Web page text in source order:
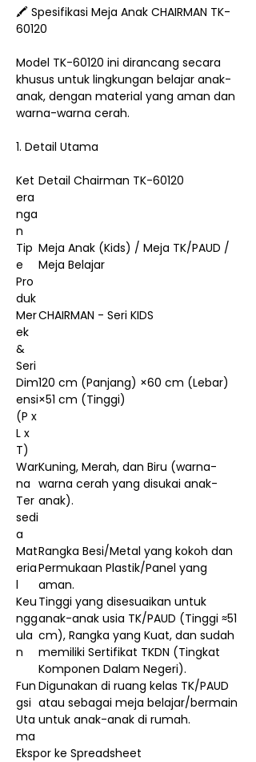
🖍️ Spesifikasi Meja Anak CHAIRMAN TK-
60120
Model TK-60120 ini dirancang secara
khusus untuk lingkungan belajar anak-
anak, dengan material yang aman dan
warna-warna cerah.
1. Detail Utama
Ket
era
nga
n
Detail Chairman TK-60120
Tip
e
Pro
duk
Meja Anak (Kids) / Meja TK/PAUD /
Meja Belajar
Mer
ek
&
Seri
CHAIRMAN - Seri KIDS
Dim
ensi
(P x
L x
T)
120 cm (Panjang) ×60 cm (Lebar)
×51 cm (Tinggi)
War
na
Ter
sedi
a
Kuning, Merah, dan Biru (warna-
warna cerah yang disukai anak-
anak).
Mat
eria
l
Rangka Besi/Metal yang kokoh dan
Permukaan Plastik/Panel yang
aman.
Keu
ngg
ula
n
Tinggi yang disesuaikan untuk
anak-anak usia TK/PAUD (Tinggi ≈51
cm), Rangka yang Kuat, dan sudah
memiliki Sertifikat TKDN (Tingkat
Komponen Dalam Negeri).
Fun
gsi
Uta
ma
Digunakan di ruang kelas TK/PAUD
atau sebagai meja belajar/bermain
untuk anak-anak di rumah.
Ekspor ke Spreadsheet